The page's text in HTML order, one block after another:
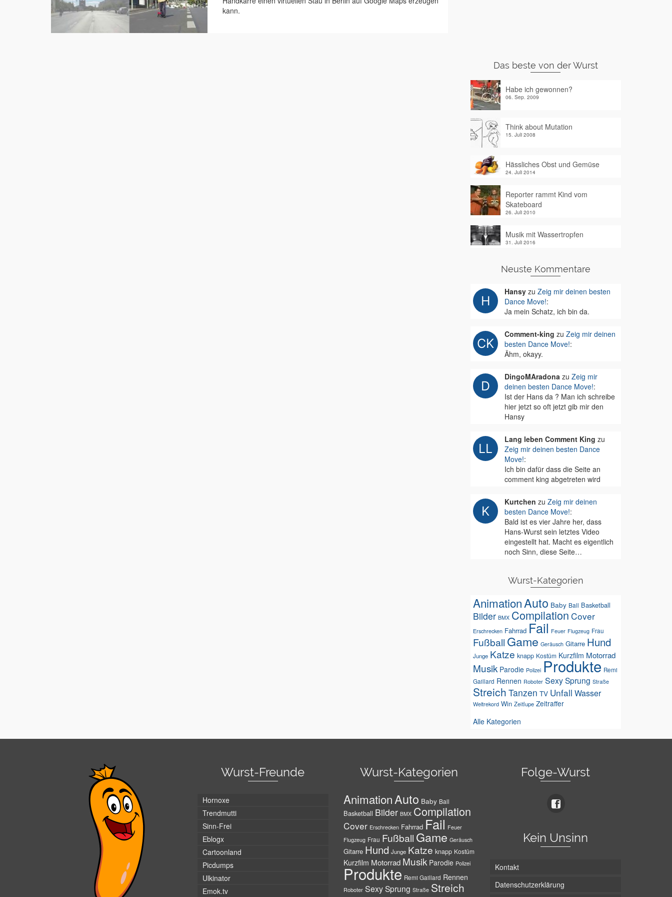
kann.
Das beste von der Wurst
Habe ich gewonnen?
06. Sep. 2009
Think about Mutation
15. Juli 2008
Hässliches Obst und Gemüse
24. Juli 2014
Reporter rammt Kind vom
Skateboard
26. Juli 2010
Musik mit Wassertropfen
31. Juli 2016
Neuste Kommentare
Hansyzu Zeig mir deinen besten
Dance Move!:
Ja mein Schatz, ich bin da.
Comment-king zu Zeig mir deinen
besten Dance Move!:
Ähm, okayy.
DingoMAradonazu Zeig mir
deinen besten Dance Move!:
Ist der Hans da ? Man ich schreibe
hier jetzt so oft jetzt gib mir den
Hansy
Lang leben Comment King zu
Zeig mir deinen besten Dance
Move!:
Ich bin dafür dass die Seite an
comment king abgetreten wird
Kurtchen zu Zeig mir deinen
besten Dance Move!:
Bald ist es vier Jahre her, dass
Hans-Wurst sein letztes Video
eingestellt hat. Macht es eigentlich
noch Sinn, diese Seite…
Wurst-Kategorien
AnimationAuto Baby Ball Basketball
Bilder BMX Compilation Cover
Erschrecken Fahrrad Fail Feuer Flugzeug Frau
Fußball Game Geräusch Gitarre Hund
Junge Katze knapp Kostüm Kurzfilm Motorrad
Musik Parodie Polizei Produkte Remi
Gaillard Rennen Roboter SexySprung Straße
Streich Tanzen TV Unfall Wasser
Weltrekord Win Zeitlupe Zeitraffer
Alle Kategorien
Wurst-Freunde
Hornoxe
Trendmutti
Sinn-Frei
Eblogx
Cartoonland
Picdumps
Ulkinator
Emok.tv
Wurst-Kategorien
AnimationAuto Baby Ball
Basketball Bilder BMX Compilation
Cover Erschrecken Fahrrad Fail Feuer
Flugzeug Frau Fußball Game Geräusch
Gitarre Hund Junge Katze knapp Kostüm
Kurzfilm Motorrad Musik Parodie Polizei
Produkte Remi Gaillard Rennen
Roboter SexySprung Straße Streich
Folge-Wurst
Kein Unsinn
Kontakt
Datenschutzerklärung